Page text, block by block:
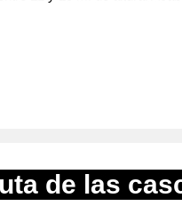
de las